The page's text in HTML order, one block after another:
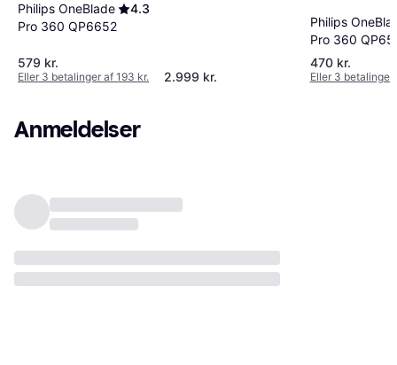
Philips OneBlade
Pro 360 QP6652
4.3
579 kr.
Eller 3 betalinger af 193 kr. 2.999 kr.
Philips
Pro 360
470 kr.
Eller 3 betalinger
Anmeldelser